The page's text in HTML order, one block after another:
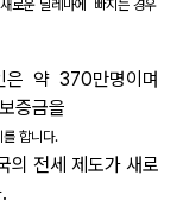
로운 딜레마에 빠지는 경우
은 약 370만명이며
증금을
합니다.
의 전세 제도가 새로